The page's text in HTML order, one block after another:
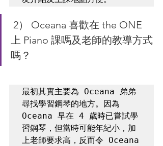
上 Piano 課嗎及老師的教導方式
嗎？
最初其實主要為 Oceana 弟弟
尋找學習鋼琴的地方。因為
Oceana 早在 4 歲時已嘗試學
習鋼琴，但當時可能年紀小，加
上老師要求高，反而令 Oceana